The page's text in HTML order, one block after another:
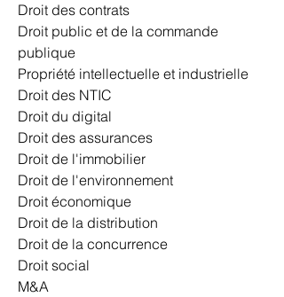
Droit des contrats
Droit public et de la commande
publique
Propriété intellectuelle et industrielle
Droit des NTIC
Droit du digital
Droit des assurances
Droit de l'immobilier
Droit de l'environnement
Droit économique
Droit de la distribution
Droit de la concurrence
Droit social
M&A